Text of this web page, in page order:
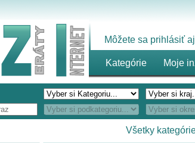
Môžete sa prihlásiť
Kategórie Moje
Všetky